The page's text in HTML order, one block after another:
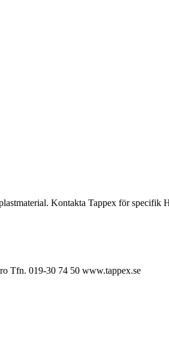
Kontakta Tappex för specifik
Tfn. 019-30 74 50 www.tappex.se